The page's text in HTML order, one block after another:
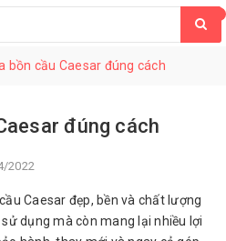
bồn cầu Caesar đúng cách
đúng cách
2022
Caesar đẹp, bền và chất lượng
dụng mà còn mang lại nhiều lợi